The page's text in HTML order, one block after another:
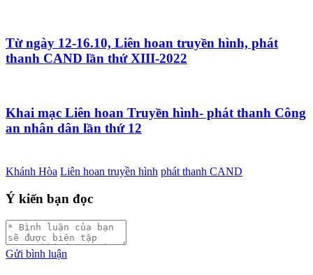
Từ ngày 12-16.10, Liên hoan truyền hình, phát
thanh CAND lần thứ XIII-2022
Khai mạc Liên hoan Truyền hình- phát thanh Công
an nhân dân lần thứ 12
Khánh Hòa Liên hoan truyền hình phát thanh CAND
Ý kiến bạn đọc
Gửi bình luận